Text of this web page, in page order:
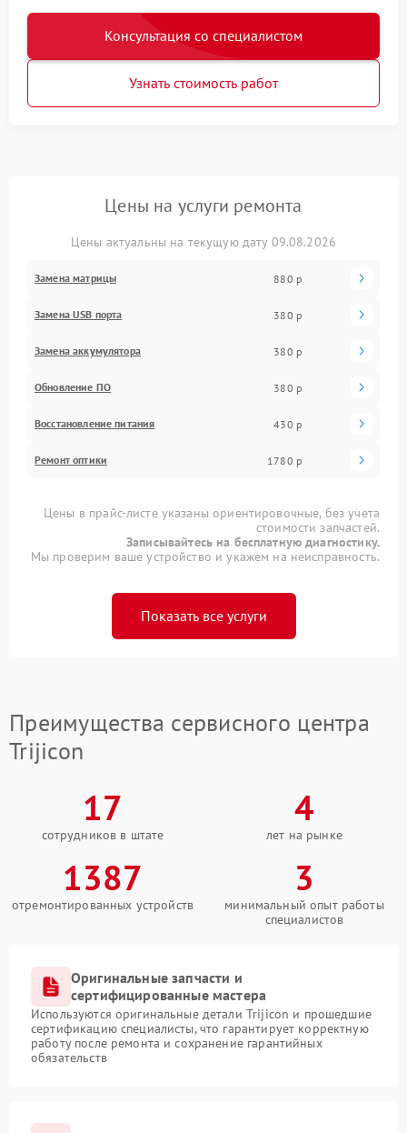
Консультация со специалистом
Узнать стоимость работ
Цены на услуги ремонта
Цены актуальны на текущую дату 09.08.2026
Замена матрицы 880 р
Замена USB порта 380 р
Замена аккумулятора 380 р
Обновление ПО 380 р
Восстановление питания 430 р
Ремонт оптики 1780 р
Цены в прайс-листе указаны ориентировочные, без учета
стоимости запчастей.
Записывайтесь на бесплатную диагностику.
Мы проверим ваше устройство и укажем на неисправность.
Показать все услуги
Преимущества сервисного центра
Trijicon
17
сотрудников в штате
4
лет на рынке
1387
отремонтированных устройств
3
минимальный опыт работы
специалистов
Оригинальные запчасти и
сертифицированные мастера
Используются оригинальные детали Trijicon и прошедшие
сертификацию специалисты, что гарантирует корректную
работу после ремонта и сохранение гарантийных
обязательств